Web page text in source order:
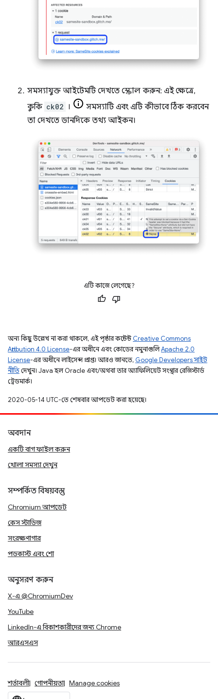
সমস্যাযুক্ত আইটেমটি দেখতে স্ক্রোল করুন: এই ক্ষেত্রে,
কুকি ck02 ।
সমস্যাটি এবং এটি কীভাবে ঠিক করবেন
তা দেখতে ডানদিকে তথ্য আইকন।
এটি কাজে লেগেছে?
অন্য কিছু উল্লেখ না করা থাকলে, এই পৃষ্ঠার কন্টেন্ট Creative Commons
Attribution 4.0 License-এর অধীনে এবং কোডের নমুনাগুলিApache 2.0
License-এর অধীনে লাইসেন্স প্রাপ্ত। আরও জানতে, Google Developers সাইট
নীতিদেখুন। Java হল Oracle এবং/অথবা তার অ্যাফিলিয়েট সংস্থার রেজিস্টার্ড
ট্রেডমার্ক।
2020-05-14 UTC-তে শেষবার আপডেট করা হয়েছে।
অবদান
একটি বাগ ফাইল করুন
খোলা সমস্যা দেখুন
সম্পর্কিত বিষয়বস্তু
Chromium আপডেট
কেস স্টাডিজ
সংরক্ষণাগার
পডকাস্ট এবং শো
অনুসরণ করুন
X-এ @ChromiumDev
YouTube
LinkedIn-এ বিকাশকারীদের জন্য Chrome
আরএসএস
শর্তাবলী গোপনীয়তা Manage cookies